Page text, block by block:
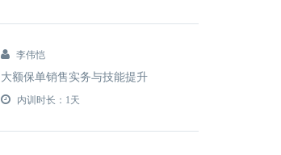
李伟恺
大额保单销售实务与技能提升
内训时长：1天